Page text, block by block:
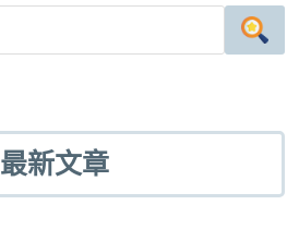
最新文章